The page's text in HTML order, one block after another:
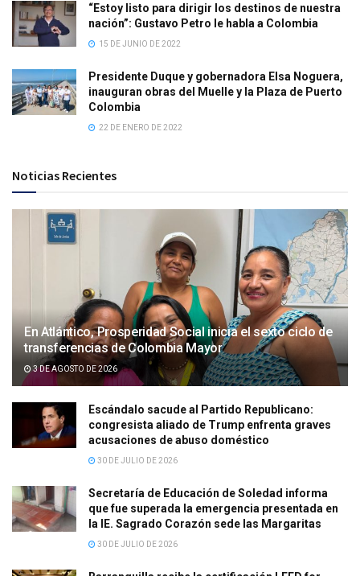
“Estoy listo para dirigir los destinos de nuestra
nación”: Gustavo Petro le habla a Colombia
15 DE JUNIO DE 2022
Presidente Duque y gobernadora Elsa Noguera,
inauguran obras del Muelle y la Plaza de Puerto
Colombia
22 DE ENERO DE 2022
Noticias Recientes
En Atlántico, Prosperidad Social inicia el sexto ciclo de
transferencias de Colombia Mayor
3 DE AGOSTO DE 2026
Escándalo sacude al Partido Republicano:
congresista aliado de Trump enfrenta graves
acusaciones de abuso doméstico
30 DE JULIO DE 2026
Secretaría de Educación de Soledad informa
que fue superada la emergencia presentada en
la IE. Sagrado Corazón sede las Margaritas
30 DE JULIO DE 2026